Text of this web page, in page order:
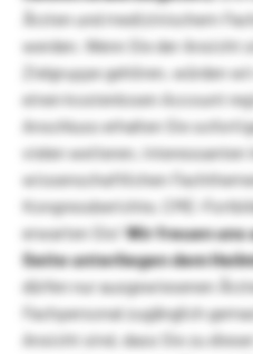
Ärzten und medizinischem
werden. Wenn Sie der Ansicht
Zielgruppe gehören, würden
einen kostenlosen Account
Anschluss erhalten Sie
vielen weiteren, interessanten
wissenschaftlichen
Kongressberichte, CME-
erwarten Sie!Wir freuen uns
Seite unterliegen dem
dürfen nur ausgewiesenen
Fachpersonal zugänglich
Ansicht sind, dass Sie zu